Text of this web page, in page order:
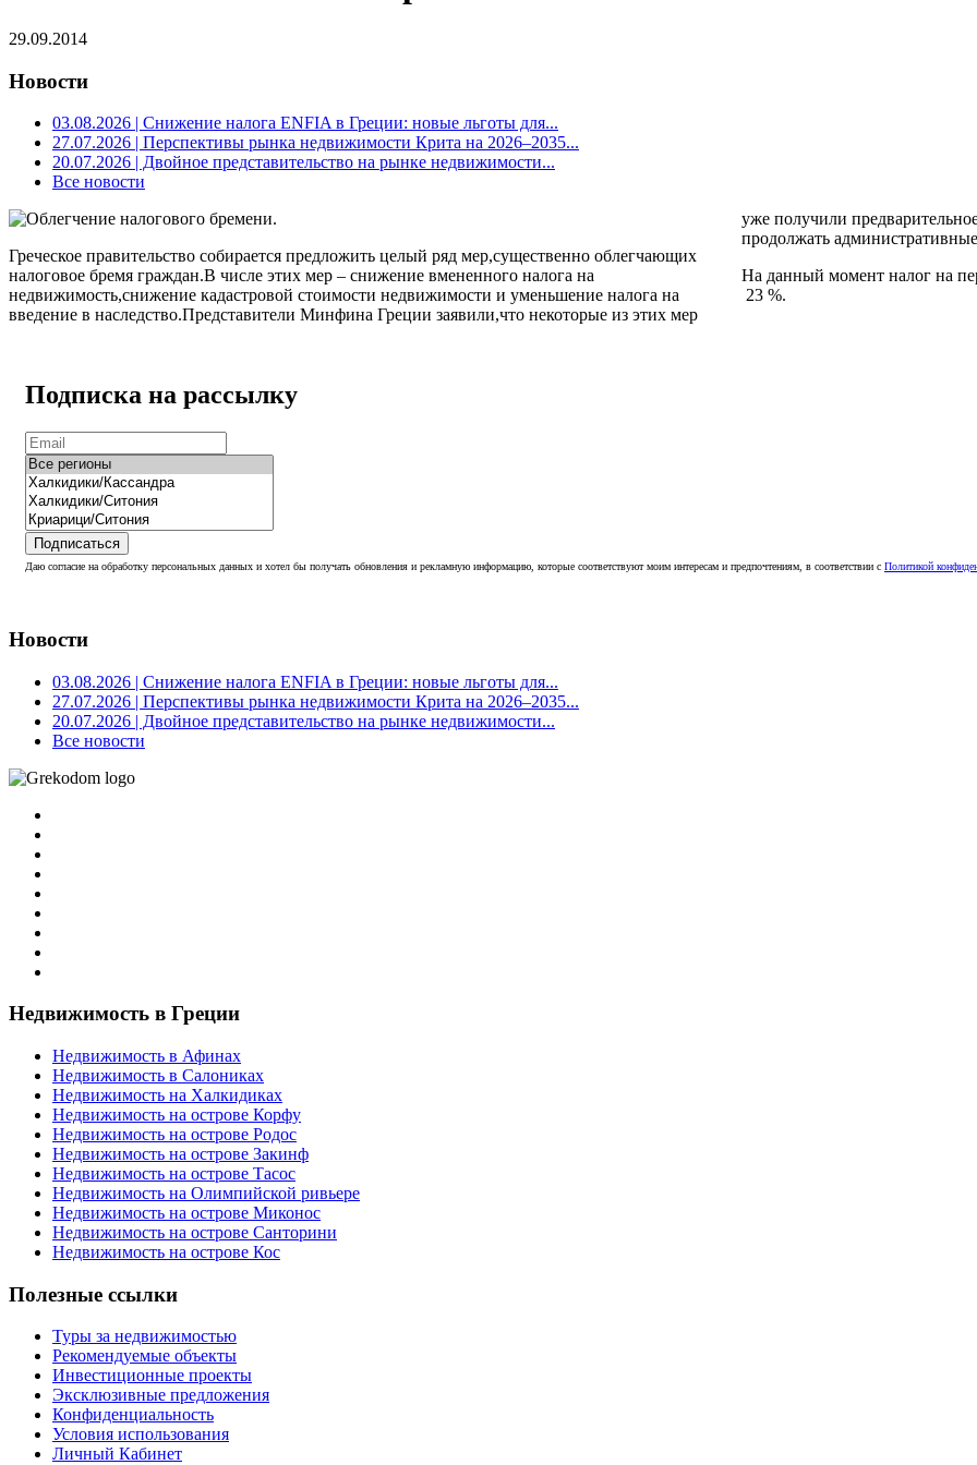
29.09.2014
Новости
03.08.2026 | Снижение налога ENFIA в Греции: новые льготы для...
27.07.2026 | Перспективы рынка недвижимости Крита на 2026–2035...
20.07.2026 | Двойное представительство на рынке недвижимости...
Все новости
Греческое правительство собирается предложить целый ряд мер,существенно облегчающих
налоговое бремя граждан.В числе этих мер – снижение вмененного налога на
недвижимость,снижение кадастровой стоимости недвижимости и уменьшение налога на
введение в наследство.Представители Минфина Греции заявили,что некоторые из этих мер
уже получили
продолжать
На данный момент налог на
23 %.
Подписка на рассылку
Подписаться
Даю согласие на обработку персональных данных и хотел бы получать обновления и рекламную информацию, которые соответствуют моим интересам и предпочтениям, в соответствии с Политикой
Новости
03.08.2026 | Снижение налога ENFIA в Греции: новые льготы для...
27.07.2026 | Перспективы рынка недвижимости Крита на 2026–2035...
20.07.2026 | Двойное представительство на рынке недвижимости...
Все новости
Недвижимость в Греции
Недвижимость в Афинах
Недвижимость в Салониках
Недвижимость на Халкидиках
Недвижимость на острове Корфу
Недвижимость на острове Родос
Недвижимость на острове Закинф
Недвижимость на острове Тасос
Недвижимость на Олимпийской ривьере
Недвижимость на острове Миконос
Недвижимость на острове Санторини
Недвижимость на острове Кос
Полезные ссылки
Туры за недвижимостью
Рекомендуемые объекты
Инвестиционные проекты
Эксклюзивные предложения
Конфиденциальность
Условия использования
Личный Кабинет